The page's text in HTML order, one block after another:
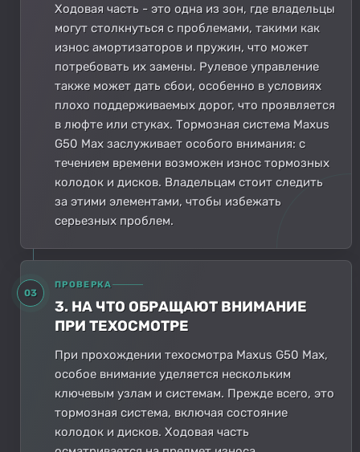
Ходовая часть - это одна из зон, где владельцы
могут столкнуться с проблемами, такими как
износ амортизаторов и пружин, что может
потребовать их замены. Рулевое управление
также может дать сбои, особенно в условиях
плохо поддерживаемых дорог, что проявляется
в люфте или стуках. Тормозная система Maxus
G50 Max заслуживает особого внимания: с
течением времени возможен износ тормозных
колодок и дисков. Владельцам стоит следить
за этими элементами, чтобы избежать
серьезных проблем.
03
ПРОВЕРКА
3. НА ЧТО ОБРАЩАЮТ ВНИМАНИЕ
ПРИ ТЕХОСМОТРЕ
При прохождении техосмотра Maxus G50 Max,
особое внимание уделяется нескольким
ключевым узлам и системам. Прежде всего, это
тормозная система, включая состояние
колодок и дисков. Ходовая часть